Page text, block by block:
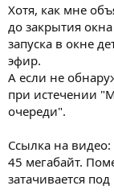
Хотя, как мне
до закрытия
запуска в окне
эфир.
А если не
при истечении
очереди".
Ссылка на
45 мегабайт.
затачивается